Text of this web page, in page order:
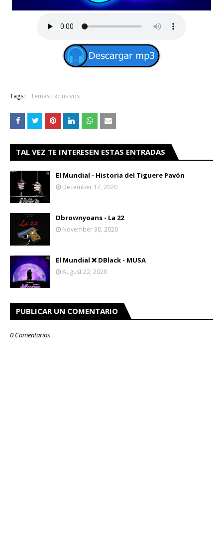
Tags: Temas Exclusivos
TAL VEZ TE INTERESEN ESTAS ENTRADAS
El Mundial - Historia del Tiguere Pavón
December 17, 2020
Dbrownyoans - La 22
November 30, 2020
El Mundial ❌ DBlack - MUSA
August 22, 2020
PUBLICAR UN COMENTARIO
0 Comentarios